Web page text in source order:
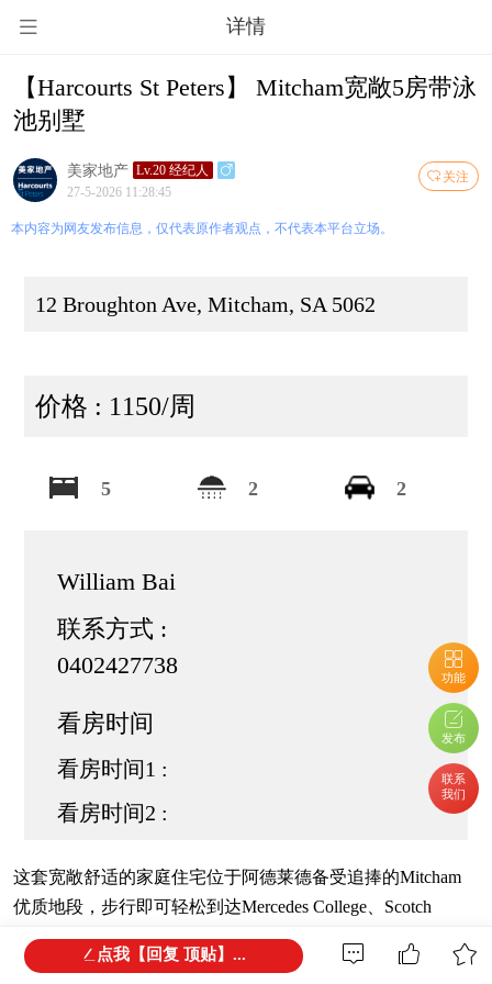
详情
功能
发布
联系
我们
【Harcourts St Peters】 Mitcham宽敞5房带泳
池别墅
关注
美家地产 Lv.20 经纪人
27-5-2026 11:28:45
本内容为网友发布信息，仅代表原作者观点，不代表本平台立场。
12 Broughton Ave, Mitcham, SA 5062
价格 : 1150/周
5 2 2
William Bai
联系方式 :
0402427738
看房时间
看房时间1 :
看房时间2 :
这套宽敞舒适的家庭住宅位于阿德莱德备受追捧的Mitcham
优质地段，步行即可轻松到达Mercedes College、Scotch
College、Mitcham Primary、Unley High及Urrbrae Agricultural
College，真正实现优质教育资源环绕。
点我【回复 顶贴】...